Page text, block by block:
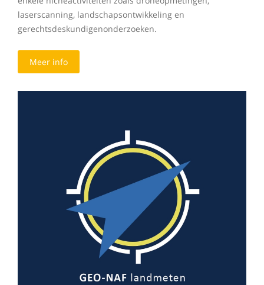
laserscanning, landschapsontwikkeling en
gerechtsdeskundigenonderzoeken.
Meer info